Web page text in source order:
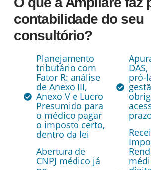
contabilidade do seu
consultório?
Planejamento
tributário com
Fator R: análise
de Anexo III,
Anexo V e Lucro
Presumido para
o médico pagar
o imposto certo,
dentro da lei
Abertura de
CNPJ médico já
DAS,
pró-